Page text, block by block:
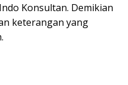
Konsultan. Demikian
keterangan yang